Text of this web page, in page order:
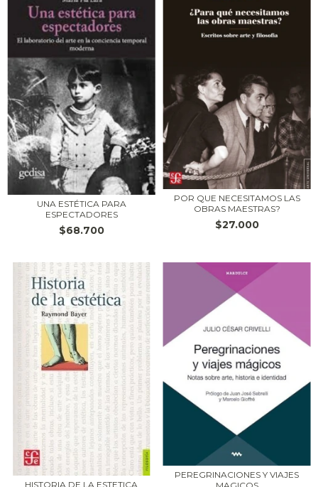
UNA ESTÉTICA PARA
ESPECTADORES
$68.700
POR QUE NECESITAMOS LAS
OBRAS MAESTRAS?
$27.000
HISTORIA DE LA ESTETICA
PEREGRINACIONES Y VIAJES